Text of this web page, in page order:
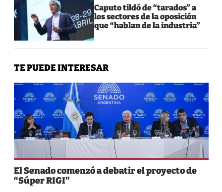
Caputo tildó de “tarados” a
los sectores de la oposición
que “hablan de la industria”
TE PUEDE INTERESAR
El Senado comenzó a debatir el proyecto de
“Súper RIGI”